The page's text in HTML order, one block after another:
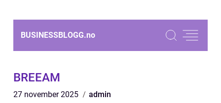
BUSINESSBLOGG.no
BREEAM
27 november 2025 admin